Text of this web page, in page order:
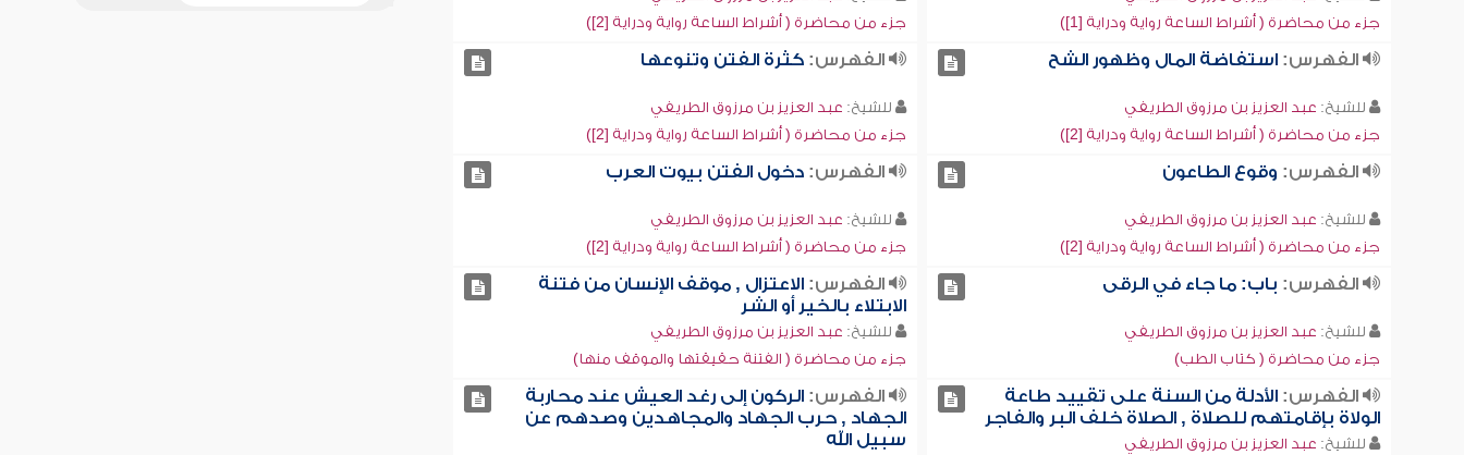
جزء من محاضرة ( أشراط الساعة رواية ودراية [1])
جزء من محاضرة ( أشراط الساعة رواية ودراية [2])
الفهرس:استفاضة المال وظهور الشح
للشيخ: عبد العزيز بن مرزوق الطريفي
جزء من محاضرة ( أشراط الساعة رواية ودراية [2])
الفهرس: كثرة الفتن وتنوعها
للشيخ: عبد العزيز بن مرزوق الطريفي
جزء من محاضرة ( أشراط الساعة رواية ودراية [2])
الفهرس: وقوع الطاعون
للشيخ: عبد العزيز بن مرزوق الطريفي
جزء من محاضرة ( أشراط الساعة رواية ودراية [2])
الفهرس: دخول الفتن بيوت العرب
للشيخ: عبد العزيز بن مرزوق الطريفي
جزء من محاضرة ( أشراط الساعة رواية ودراية [2])
الفهرس: باب: ما جاء في الرقى
للشيخ: عبد العزيز بن مرزوق الطريفي
جزء من محاضرة ( كتاب الطب)
الفهرس: الاعتزال , موقف الإنسان من فتنة
الابتلاء بالخير أو الشر
للشيخ: عبد العزيز بن مرزوق الطريفي
جزء من محاضرة ( الفتنة حقيقتها والموقف منها)
الفهرس:الأدلة من السنة على تقييد طاعة
الولاة بإقامتهم للصلاة , الصلاة خلف البر والفاجر
للشيخ: عبد العزيز بن مرزوق الطريفي
الفهرس: الركون إلى رغد العيش عند محاربة
الجهاد , حرب الجهاد والمجاهدين وصدهم عن
سبيل الله